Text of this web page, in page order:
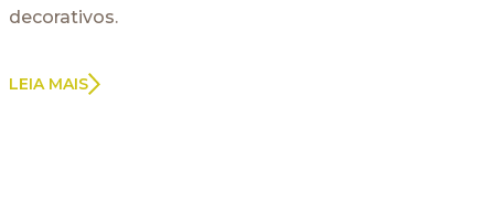
decorativos.
LEIA MAIS